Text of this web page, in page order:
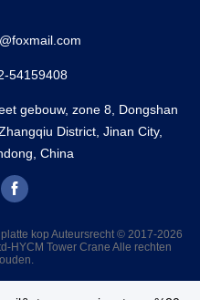
54159408
gebouw, zone 8, Dongshan
District, Jinan City,
China
kop Auteursrecht © 2017-2026
HYCM Tower Crane Alle rechten